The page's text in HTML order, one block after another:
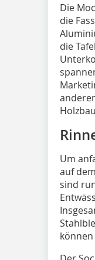
Die
die
die
Um
auf
sind